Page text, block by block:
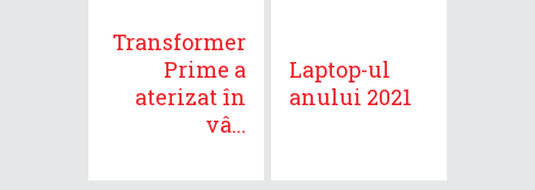
Transformer
Prime a
aterizat în
vâ...
Laptop-ul
anului 2021